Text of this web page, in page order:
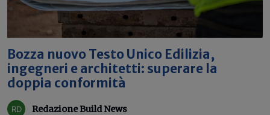
Bozza nuovo Testo Unico Edilizia,
ingegneri e architetti: superare la
doppia conformità
Redazione Build News